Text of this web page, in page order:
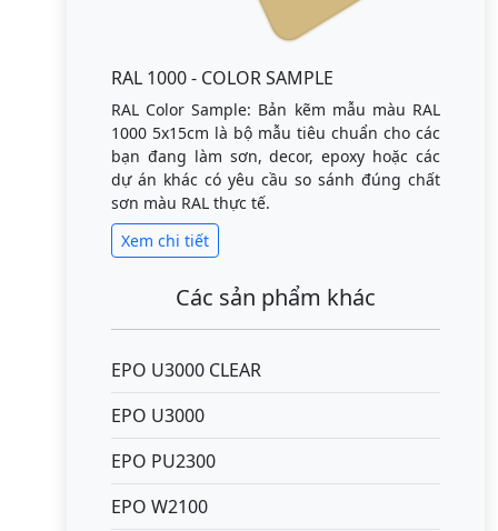
RAL 1000 - COLOR SAMPLE
RAL Color Sample: Bản kẽm mẫu màu RAL
1000 5x15cm là bộ mẫu tiêu chuẩn cho các
bạn đang làm sơn, decor, epoxy hoặc các
dự án khác có yêu cầu so sánh đúng chất
sơn màu RAL thực tế.
Xem chi tiết
Các sản phẩm khác
EPO U3000 CLEAR
EPO U3000
EPO PU2300
EPO W2100